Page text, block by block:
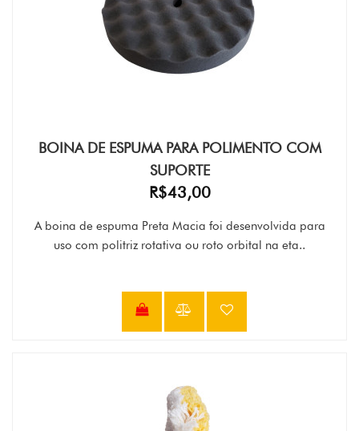
BOINA DE ESPUMA PARA POLIMENTO COM
SUPORTE
R$43,00
A boina de espuma Preta Macia foi desenvolvida para
uso com politriz rotativa ou roto orbital na eta..